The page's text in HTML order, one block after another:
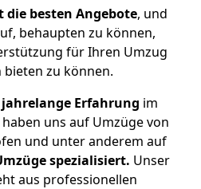
die besten Angebote, und
behaupten zu können,
für Ihren Umzug
bieten zu können.
Erfahrung im
uns auf Umzüge von
und unter anderem auf
spezialisiert. Unser
aus professionellen